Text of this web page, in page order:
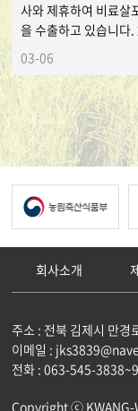
사와 제휴하여 비료살
을 수출하고 있습니
03-06
회사소개
주소 : 전북 김제시 만경
이메일 :
전화 : 063-545-
Copyright ⓒ KWANG-